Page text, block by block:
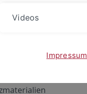
Netzwerk
Videos
Impressum